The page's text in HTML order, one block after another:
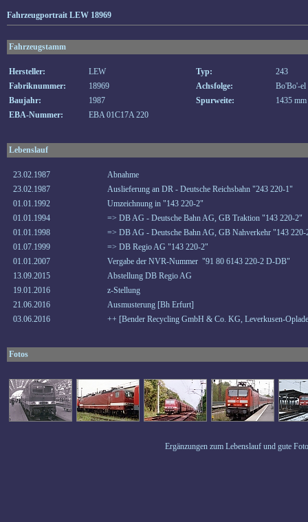
Fahrzeugportrait LEW 18969
Fahrzeugstamm
Hersteller: LEW Typ:
243
Fabriknummer:
18969 Achsfolge:
Bo'Bo'-el
Baujahr:
1987 Spurweite:
1435 mm
EBA-Nummer:
EBA 01C17A 220
Lebenslauf
23.02.1987
Abnahme
23.02.1987
Auslieferung an DR - Deutsche Reichsbahn "243 220-1"
01.01.1992
Umzeichnung in "143 220-2"
01.01.1994
=> DB AG - Deutsche Bahn AG, GB Traktion "143 220-2"
01.01.1998
=> DB AG - Deutsche Bahn AG, GB Nahverkehr "143 220-
01.07.1999
=> DB Regio AG "143 220-2"
01.01.2007
Vergabe der NVR-Nummer "91 80 6143 220-2 D-DB"
13.09.2015
Abstellung DB Regio AG
19.01.2016
z-Stellung
21.06.2016
Ausmusterung [Bh Erfurt]
03.06.2016
++ [Bender Recycling GmbH & Co. KG, Leverkusen-
Fotos
Ergänzungen zum Lebenslauf und gute